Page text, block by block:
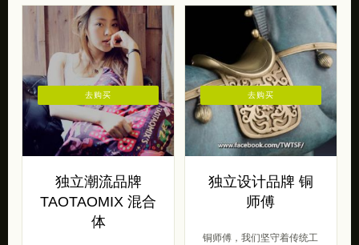
独立潮流品牌
TAOTAOMIX 混合
体
去购买
独立设计品牌 铜
师傅
铜师傅，我们坚守着传统工
去购买